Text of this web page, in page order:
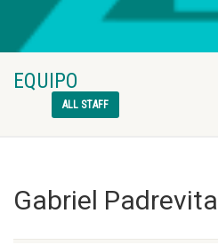
EQUIPO
ALL STAFF
Gabriel Padrevita